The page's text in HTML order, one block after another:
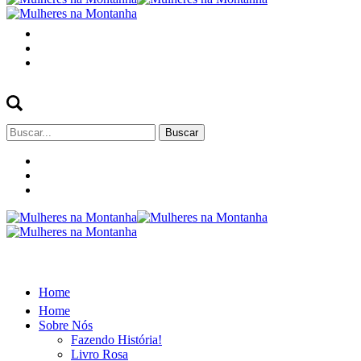
Buscar
por:
Home
Home
Sobre Nós
Fazendo História!
Livro Rosa